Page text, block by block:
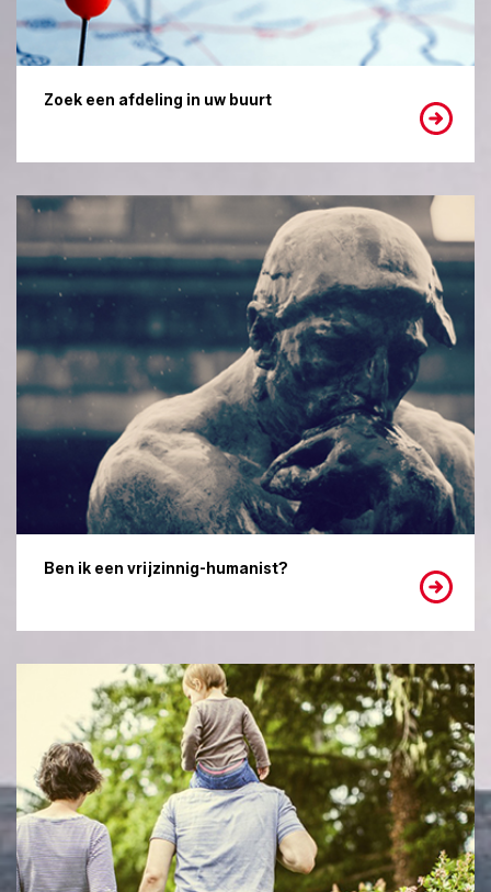
Zoek een afdeling in uw buurt
Ben ik een vrijzinnig-humanist?